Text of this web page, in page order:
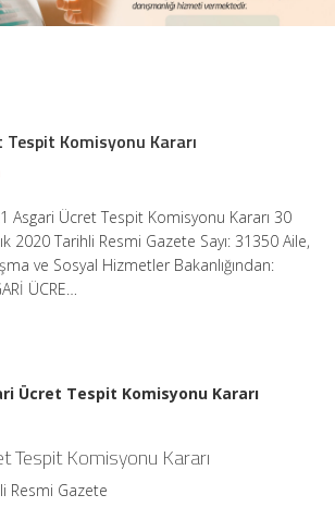
Komisyonu Kararı
Asgari Ücret Tespit Komisyonu Kararı 30
2020 Tarihli Resmi Gazete Sayı: 31350 Aile,
ve Sosyal Hizmetler Bakanlığından:
ÜCRE…
Ücret Tespit Komisyonu Kararı
Tespit Komisyonu Kararı
Resmi Gazete